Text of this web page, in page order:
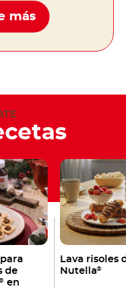
más
de
en
Lava risoles
Nutella®